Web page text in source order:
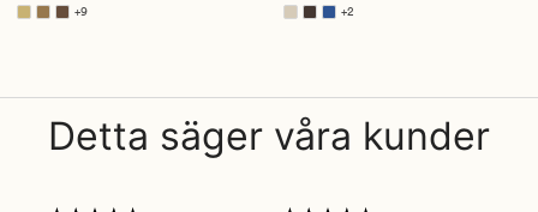
+9
Finns i fler färger +2
Finns i fler färger
Detta säger våra kunder